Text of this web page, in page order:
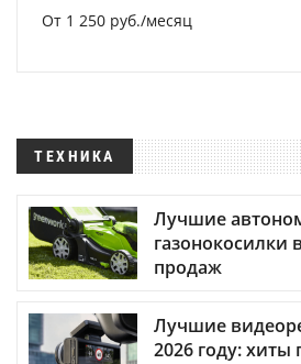
От 1 250 руб./месяц
ТЕХНИКА
Лучшие
газонокосилки
продаж
Лучшие
2026 году: хиты